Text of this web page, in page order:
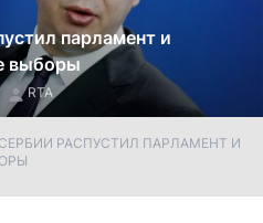
парламент и
выборы
RTA
РАСПУСТИЛ ПАРЛАМЕНТ И